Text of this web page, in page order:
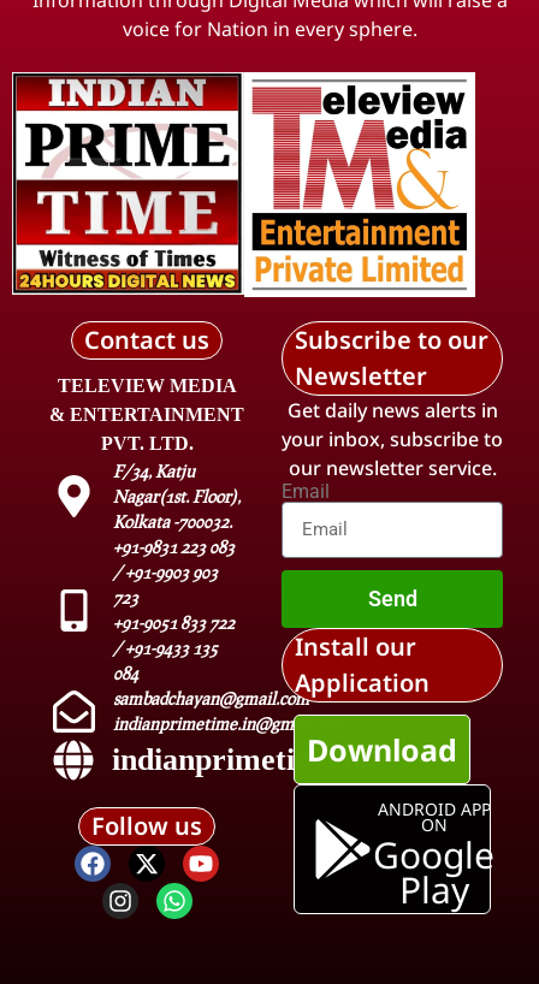
voice for Nation in every sphere.
Contact us
TELEVIEW MEDIA
& ENTERTAINMENT
PVT. LTD.
F/34, Katju
Nagar(1st. Floor),
Kolkata -700032.
+91-9831 223 083
/ +91-9903 903
723
+91-9051 833 722
/ +91-9433 135
084
sambadchayan@gmail.com
indianprimetime.in@gmail.com
indianprimetime.in
Follow us
Subscribe to our
Newsletter
Get daily news alerts in
your inbox, subscribe to
our newsletter service.
Email
Send
Install our
Application
Download
ANDROID APP
ON
Google
Play